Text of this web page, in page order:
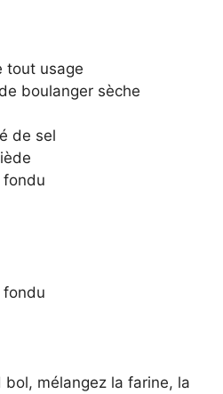
tout usage
boulanger sèche
de sel
fondu
fondu
bol, mélangez la farine, la